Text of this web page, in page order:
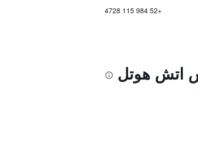
+52 984 115 4728
اتش هوتل